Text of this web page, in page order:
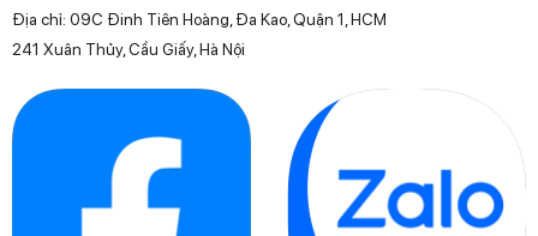
Địa chỉ: 09C Đinh Tiên Hoàng, Đa Kao, Quận 1, HCM
241 Xuân Thủy, Cầu Giấy, Hà Nội